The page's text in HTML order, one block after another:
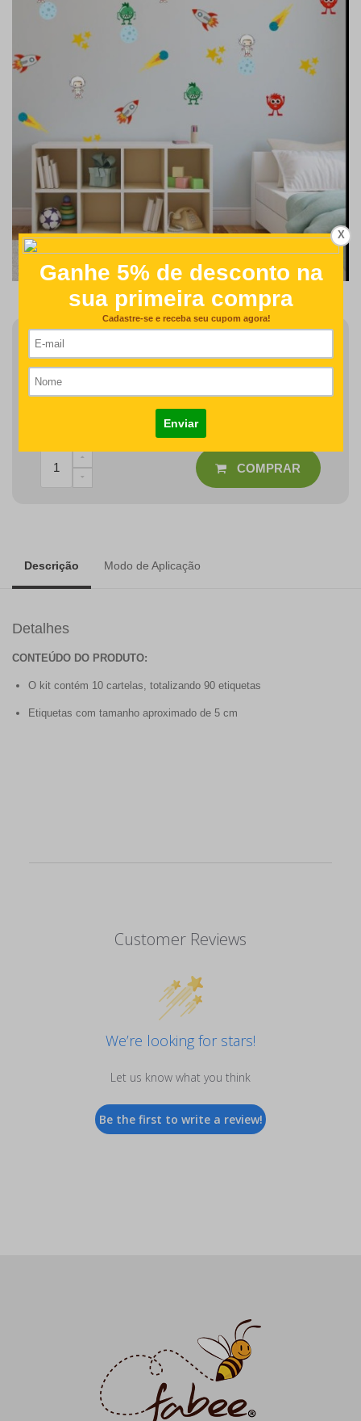
Finalizar Pedido
Detalhes como centralização e proporção de tamanho do
desenho/nome serão revisados na produção do seu pedido
R$132,00
COMPRAR
Descrição Modo de Aplicação
Detalhes
CONTEÚDO DO PRODUTO:
O kit contém 10 cartelas, totalizando 90 etiquetas
Etiquetas com tamanho aproximado de 5 cm
Customer Reviews
We’re looking for stars!
Let us know what you think
Be the first to write a review!
X